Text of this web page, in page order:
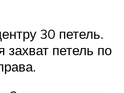
30 петель.
захват петель по